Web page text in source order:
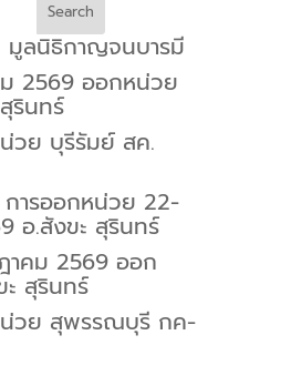
Search
มูลนิธิกาญจนบารมี
2569 ออกหน่วย
รินทร์
วย บุรีรัมย์ สค.
การออกหน่วย 22-
อ.สังขะ สุรินทร์
าคม 2569 ออก
สุรินทร์
น่วย สุพรรณบุรี กค-